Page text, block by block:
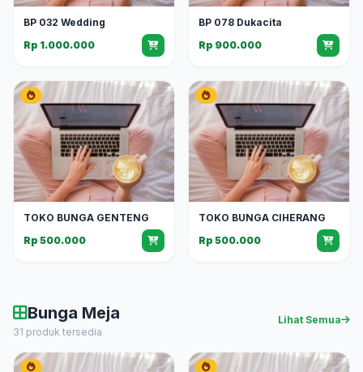
BP 032 Wedding
Rp 1.000.000
BP 078 Dukacita
Rp 900.000
TOKO BUNGA GENTENG
Rp 500.000
TOKO BUNGA CIHERANG
Rp 500.000
Bunga Meja
31 produk tersedia
Lihat Semua